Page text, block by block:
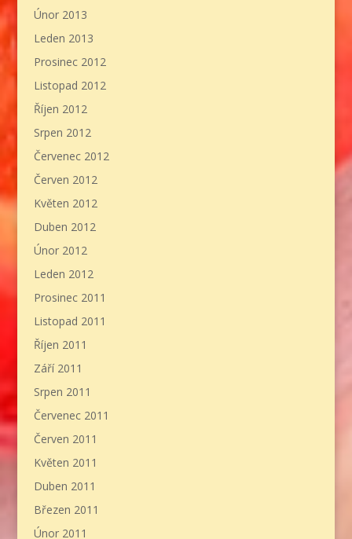
Únor 2013
Leden 2013
Prosinec 2012
Listopad 2012
Říjen 2012
Srpen 2012
Červenec 2012
Červen 2012
Květen 2012
Duben 2012
Únor 2012
Leden 2012
Prosinec 2011
Listopad 2011
Říjen 2011
Září 2011
Srpen 2011
Červenec 2011
Červen 2011
Květen 2011
Duben 2011
Březen 2011
Únor 2011